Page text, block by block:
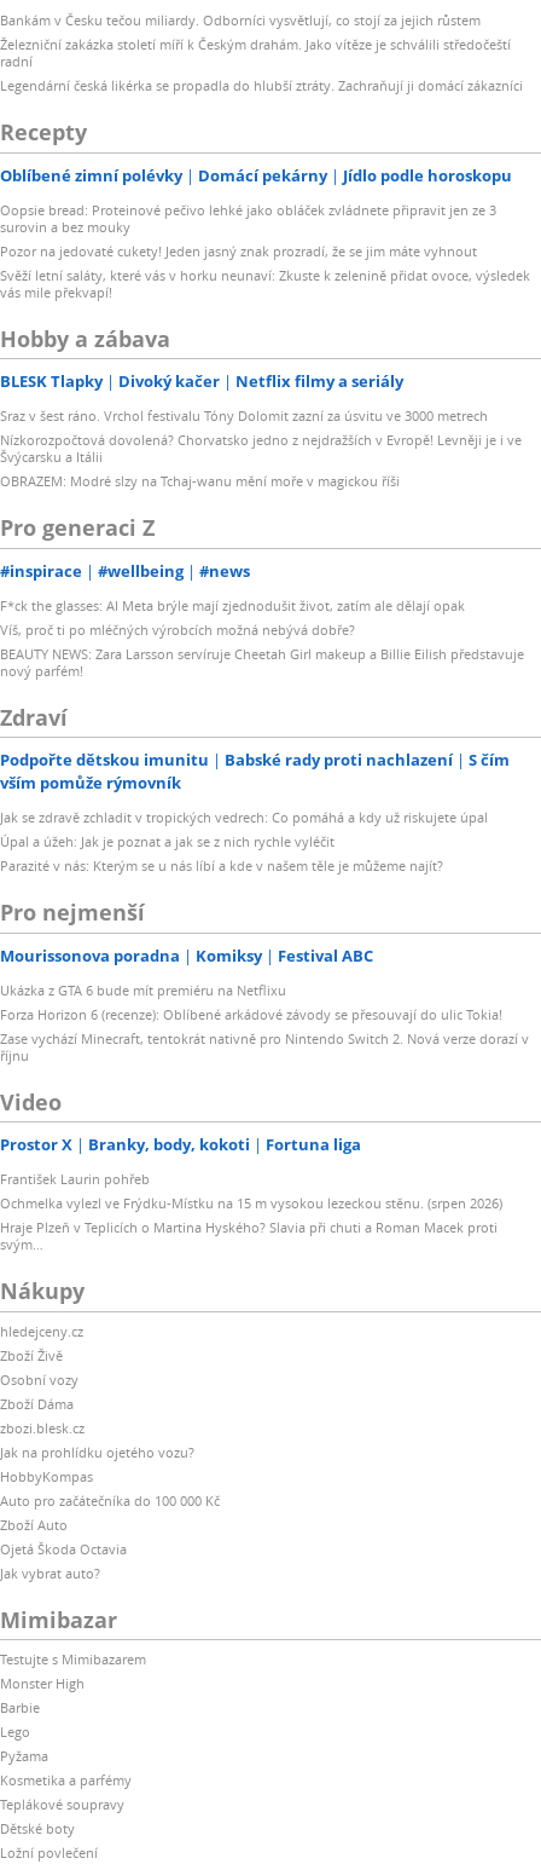
Bankám v Česku tečou miliardy. Odborníci vysvětlují, co stojí za jejich růstem
Železniční zakázka století míří k Českým drahám. Jako vítěze je schválili středočeští
radní
Legendární česká likérka se propadla do hlubší ztráty. Zachraňují ji domácí zákazníci
Recepty
Oblíbené zimní polévky Domácí pekárny Jídlo podle horoskopu
Oopsie bread: Proteinové pečivo lehké jako obláček zvládnete připravit jen ze 3
surovin a bez mouky
Pozor na jedovaté cukety! Jeden jasný znak prozradí, že se jim máte vyhnout
Svěží letní saláty, které vás v horku neunaví: Zkuste k zelenině přidat ovoce, výsledek
vás mile překvapí!
Hobby a zábava
BLESK Tlapky Divoký kačer Netflix filmy a seriály
Sraz v šest ráno. Vrchol festivalu Tóny Dolomit zazní za úsvitu ve 3000 metrech
Nízkorozpočtová dovolená? Chorvatsko jedno z nejdražších v Evropě! Levněji je i ve
Švýcarsku a Itálii
OBRAZEM: Modré slzy na Tchaj-wanu mění moře v magickou říši
Pro generaci Z
#inspirace #wellbeing #news
F*ck the glasses: AI Meta brýle mají zjednodušit život, zatím ale dělají opak
Víš, proč ti po mléčných výrobcích možná nebývá dobře?
BEAUTY NEWS: Zara Larsson servíruje Cheetah Girl makeup a Billie Eilish představuje
nový parfém!
Zdraví
Podpořte dětskou imunitu Babské rady proti nachlazení
S čím
vším pomůže rýmovník
Jak se zdravě zchladit v tropických vedrech: Co pomáhá a kdy už riskujete úpal
Úpal a úžeh: Jak je poznat a jak se z nich rychle vyléčit
Parazité v nás: Kterým se u nás líbí a kde v našem těle je můžeme najít?
Pro nejmenší
Mourissonova poradna Komiksy Festival ABC
Ukázka z GTA 6 bude mít premiéru na Netflixu
Forza Horizon 6 (recenze): Oblíbené arkádové závody se přesouvají do ulic Tokia!
Zase vychází Minecraft, tentokrát nativně pro Nintendo Switch 2. Nová verze dorazí v
říjnu
Video
Prostor X Branky, body, kokoti Fortuna liga
František Laurin pohřeb
Ochmelka vylezl ve Frýdku-Místku na 15 m vysokou lezeckou stěnu. (srpen 2026)
Hraje Plzeň v Teplicích o Martina Hyského? Slavia při chuti a Roman Macek proti
svým…
Nákupy
hledejceny.cz
Zboží Živě
Osobní vozy
Zboží Dáma
zbozi.blesk.cz
Jak na prohlídku ojetého vozu?
HobbyKompas
Auto pro začátečníka do 100 000 Kč
Zboží Auto
Ojetá Škoda Octavia
Jak vybrat auto?
Mimibazar
Testujte s Mimibazarem
Monster High
Barbie
Lego
Pyžama
Kosmetika a parfémy
Teplákové soupravy
Dětské boty
Ložní povlečení